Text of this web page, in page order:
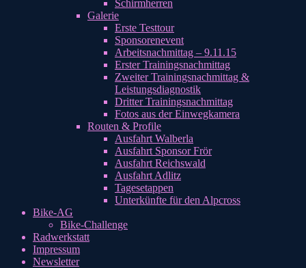
Schirmherren
Galerie
Erste Testtour
Sponsorenevent
Arbeitsnachmittag – 9.11.15
Erster Trainingsnachmittag
Zweiter Trainingsnachmittag &
Leistungsdiagnostik
Dritter Trainingsnachmittag
Fotos aus der Einwegkamera
Routen & Profile
Ausfahrt Walberla
Ausfahrt Sponsor Frör
Ausfahrt Reichswald
Ausfahrt Adlitz
Tagesetappen
Unterkünfte für den Alpcross
Bike-AG
Bike-Challenge
Radwerkstatt
Impressum
Newsletter